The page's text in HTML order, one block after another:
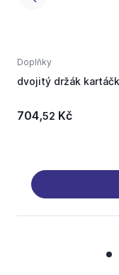
Doplňky
dvojitý držák
704,52 Kč